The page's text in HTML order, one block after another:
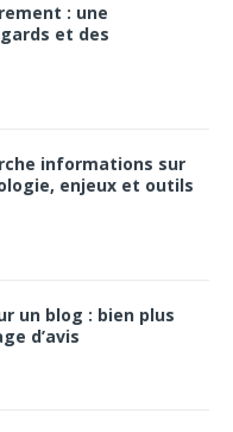
: une
et des
informations sur
enjeux et outils
un blog : bien plus
d’avis